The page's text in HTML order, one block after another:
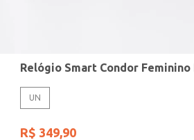
UN
R$ 349,90